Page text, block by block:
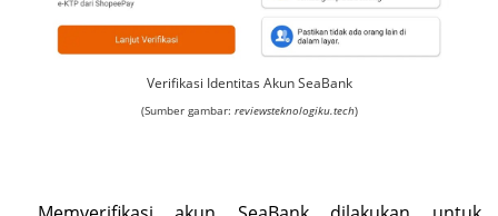
Verifikasi Identitas Akun SeaBank
(Sumber gambar: reviewsteknologiku.tech)